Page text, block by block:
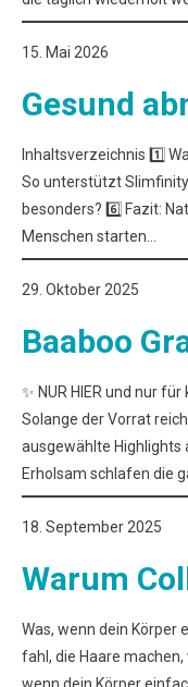
15. Mai 2026
Gesund
Inhaltsverzeichnis 1️⃣
So unterstützt
besonders? 6️⃣ Fazit:
Menschen starten…
29. Oktober 2025
Baaboo
✨ NUR HIER und nur
Solange der Vorrat
ausgewählte Highlights
Erholsam schlafen die
18. September 2025
Warum
Was, wenn dein Körper
fahl, die Haare
wenn dein Körper